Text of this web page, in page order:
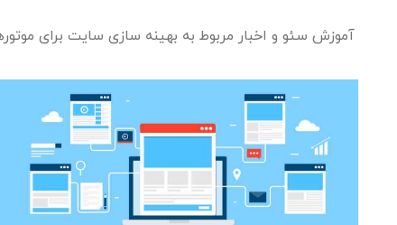
آموزش سئو و اخبار مربوط به بهینه سازی سایت برای